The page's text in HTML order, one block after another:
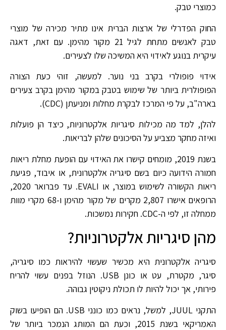
כמוצרי טבק.
החוק הפדרלי של ארצות הברית אינו מתיר מכירה של מוצרי
טבק לאנשים מתחת לגיל 21 מקור מהימן. עם זאת, דאגה
עיקרית בנוגע לאידוי היא המשיכה שלו לצעירים.
אידוי פופולרי בקרב בני נוער. למעשה, זוהי כעת הצורה
הפופולרית ביותר של שימוש בטבק במקור מהימן בקרב צעירים
בארה"ב, על פי המרכז לבקרת מחלות ומניעתן (CDC).
להלן, למד מה מכילות סיגריות אלקטרוניות, כיצד הן פועלות
ואיזה מחקר מצביע על הסיכונים שלהן לבריאות.
בשנת 2019, מומחים קישרו את האידוי עם הופעת מחלת ריאות
חמורה הידועה כיום בשם סיגריה אלקטרונית, או איבוד, פגיעת
ריאות הקשורה לשימוש במוצר, או EVALI. עד פברואר 2020,
הרופאים אישרו 2,807 מקרים של מקור מהימן ו-68 מקרי מוות
ממחלה זו, לפי ה-CDC. חקירות נמשכות.
מהן סיגריות אלקטרוניות?
סיגריה אלקטרונית היא מכשיר שעשוי להיראות כמו סיגריה,
סיגר, מקטרת, עט או כונן USB. הנוזל בפנים עשוי להריח
פירותי, אך יכול להיות לו תכולת ניקוטין גבוהה.
התקני JUUL, למשל, נראים כמו כונני USB. הם הופיעו בשוק
האמריקאי בשנת 2015, וכעת הם המותג הנמכר ביותר של